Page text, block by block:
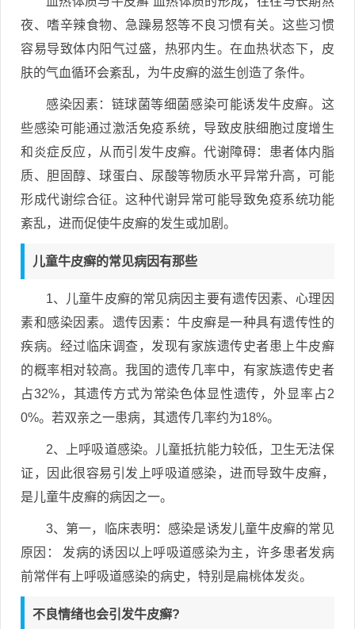
夜、嗜辛辣食物、急躁易怒等不良习惯有关。这些习惯
容易导致体内阳气过盛，热邪内生。在血热状态下，皮
肤的气血循环会紊乱，为牛皮癣的滋生创造了条件。
感染因素：链球菌等细菌感染可能诱发牛皮癣。这
些感染可能通过激活免疫系统，导致皮肤细胞过度增生
和炎症反应，从而引发牛皮癣。代谢障碍：患者体内脂
质、胆固醇、球蛋白、尿酸等物质水平异常升高，可能
形成代谢综合征。这种代谢异常可能导致免疫系统功能
紊乱，进而促使牛皮癣的发生或加剧。
儿童牛皮癣的常见病因有那些
1、儿童牛皮癣的常见病因主要有遗传因素、心理因
素和感染因素。遗传因素：牛皮癣是一种具有遗传性的
疾病。经过临床调查，发现有家族遗传史者患上牛皮癣
的概率相对较高。我国的遗传几率中，有家族遗传史者
占32%，其遗传方式为常染色体显性遗传，外显率占2
0%。若双亲之一患病，其遗传几率约为18%。
2、上呼吸道感染。儿童抵抗能力较低，卫生无法保
证，因此很容易引发上呼吸道感染，进而导致牛皮癣，
是儿童牛皮癣的病因之一。
3、第一，临床表明：感染是诱发儿童牛皮癣的常见
原因： 发病的诱因以上呼吸道感染为主，许多患者发病
前常伴有上呼吸道感染的病史，特别是扁桃体发炎。
不良情绪也会引发牛皮癣?